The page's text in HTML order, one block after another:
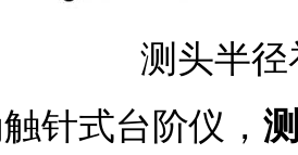
测头半
针式台阶仪，